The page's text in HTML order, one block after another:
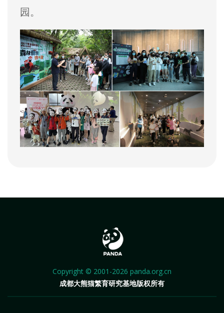
园。
Copyright © 2001-2026 panda.org.cn
成都大熊猫繁育研究基地版权所有